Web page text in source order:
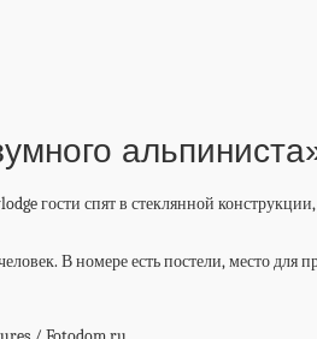
гости спят в стеклянной
В номере есть постели, место для